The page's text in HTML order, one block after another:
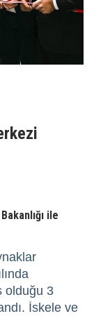
ile
olduğu 3
İskele ve